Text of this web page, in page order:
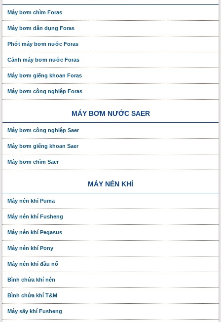
Máy bơm chìm Foras
Máy bơm dân dụng Foras
Phớt máy bơm nước Foras
Cánh máy bơm nước Foras
Máy bơm giếng khoan Foras
Máy bơm công nghiệp Foras
MÁY BƠM NƯỚC SAER
Máy bơm công nghiệp Saer
Máy bơm giếng khoan Saer
Máy bơm chìm Saer
MÁY NÉN KHÍ
Máy nén khí Puma
Máy nén khí Fusheng
Máy nén khí Pegasus
Máy nén khí Pony
Máy nén khí đầu nổ
Bình chứa khí nén
Bình chứa khí T&M
Máy sấy khí Fusheng